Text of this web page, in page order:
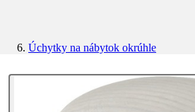
Úchytky na nábytok okrúhle